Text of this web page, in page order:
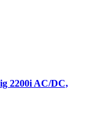
2200i AC/DC,